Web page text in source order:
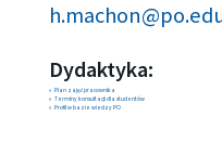
Dydaktyka:
Plan zajęć pracownika
Terminy konsultacji dla studentów
Profil w bazie wiedzy PO